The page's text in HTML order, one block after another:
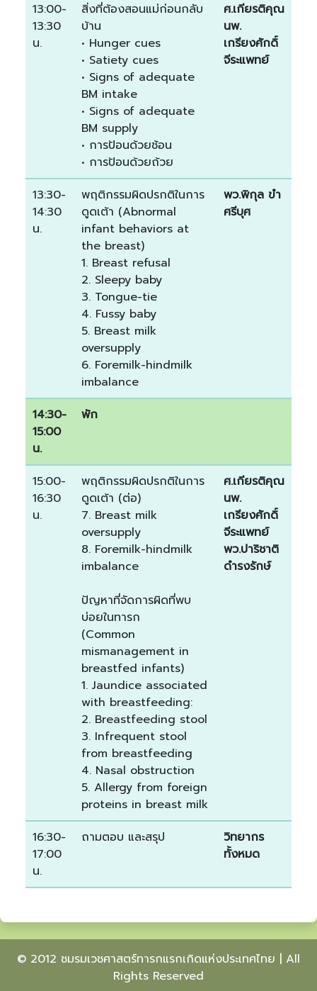
13:00-
13:30
น.
สิ่งที่ต้องสอนแม่ก่อนกลับ
บ้าน
• Hunger cues
• Satiety cues
• Signs of adequate
BM intake
• Signs of adequate
BM supply
• การป้อนด้วยช้อน
• การป้อนด้วยถ้วย
ศ.เกียรติคุณ
นพ.
เกรียงศักดิ์
จีระแพทย์
13:30-
14:30
น.
พฤติกรรมผิดปรกติในการ
ดูดเต้า (Abnormal
infant behaviors at
the breast)
1. Breast refusal
2. Sleepy baby
3. Tongue-tie
4. Fussy baby
5. Breast milk
oversupply
6. Foremilk-hindmilk
imbalance
พว.พิกุล ขำ
ศรีบุศ
14:30-
15:00
น.
พัก
15:00-
16:30
น.
พฤติกรรมผิดปรกติในการ
ดูดเต้า (ต่อ)
7. Breast milk
oversupply
8. Foremilk-hindmilk
imbalance
ปัญหาที่จัดการผิดที่พบ
บ่อยในทารก
(Common
mismanagement in
breastfed infants)
1. Jaundice associated
with breastfeeding:
2. Breastfeeding stool
3. Infrequent stool
from breastfeeding
4. Nasal obstruction
5. Allergy from foreign
proteins in breast milk
ศ.เกียรติคุณ
นพ.
เกรียงศักดิ์
จีระแพทย์
พว.ปาริชาติ
ดำรงรักษ์
16:30-
17:00
น.
ถามตอบ และสรุป
วิทยากร
ทั้งหมด
© 2012 ชมรมเวชศาสตร์ทารกแรกเกิดแห่งประเทศไทย | All
Rights Reserved